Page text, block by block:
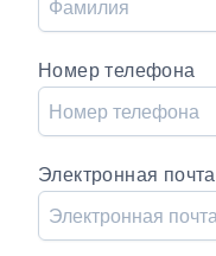
Номер телефона
Электронная почта